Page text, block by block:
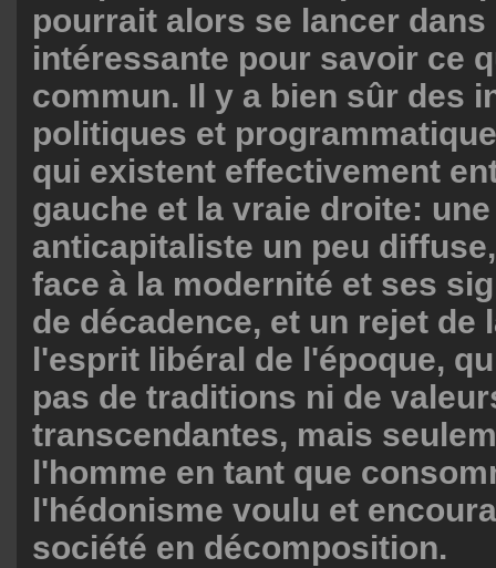
pourrait alors se lancer
intéressante pour savoir ce
commun. Il y a bien sûr des
politiques et
qui existent effectivement
gauche et la vraie droite:
anticapitaliste un peu
face à la modernité et ses
de décadence, et un rejet de
l'esprit libéral de l'époque,
pas de traditions ni de
transcendantes, mais
l'homme en tant que
l'hédonisme voulu et
société en décomposition.